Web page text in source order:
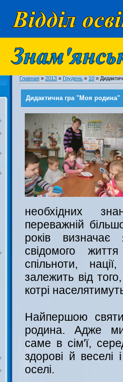
Главная » 2013 » Грудень » 10 »
Дидактична гра "Моя родина"
необхідних
переважній
років визначає
свідомого
спільноти,
залежить від
котрі
Найпершою
родина. Адже
саме в сім'ї,
здорові й
оселі.